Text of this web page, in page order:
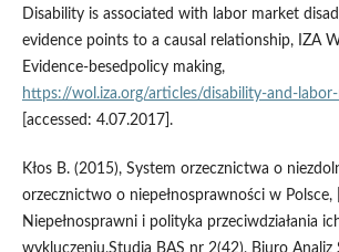
Disability is associated with labor market
evidence points to a causal relationship, IZA
Evidence‑besedpolicy making,
https://wol.iza.org/articles/
[accessed: 4.07.2017].
Kłos B. (2015), System orzecznictwa o
orzecznictwo o niepełnosprawności w Polsce,
Niepełnosprawni i polityka przeciwdziałania